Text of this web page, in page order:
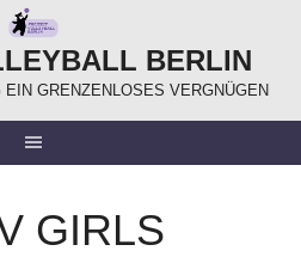
BERLIN
GRENZENLOSES VERGNÜGEN
GIRLS